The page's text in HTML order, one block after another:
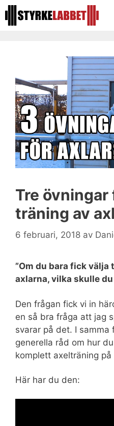
Hoppa
till
Tre
träning av
6 februari, 2018 av
”Om du bara fick välja
axlarna, vilka skulle du
Den frågan fick vi in
en så bra fråga att jag
svarar på det. I samma
generella råd om hur
komplett axelträning
Här har du den: